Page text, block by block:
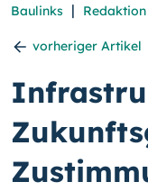
Baulinks | Redaktion
vorheriger Artikel